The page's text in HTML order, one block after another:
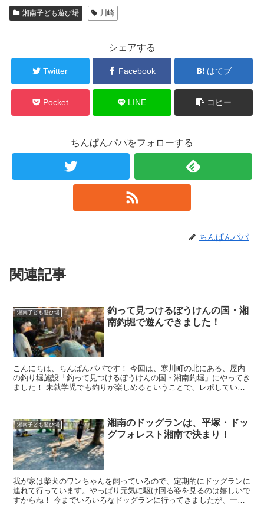
湘南子ども遊び場 川崎
シェアする
Twitter Facebook はてブ
Pocket LINE コピー
ちんぱんパパをフォローする
ちんぱんパパ
関連記事
湘南子ども遊び場
釣って見つけるぼうけんの国・湘
南釣堀で遊んできました！
こんにちは、ちんぱんパパです！ 今回は、寒川町の北にある、屋内
の釣り堀施設「釣って見つけるぼうけんの国・湘南釣堀」にやってき
ました！ 未就学児でも釣りが楽しめるということで、レポしていき
湘南子ども遊び場
湘南のドッグランは、平塚・ドッ
グフォレスト湘南で決まり！
我が家は柴犬のワンちゃんを飼っているので、定期的にドッグランに
連れて行っています。やっぱり元気に駆け回る姿を見るのは嬉しいで
すからね！ 今までいろいろなドッグランに行ってきましたが、一番